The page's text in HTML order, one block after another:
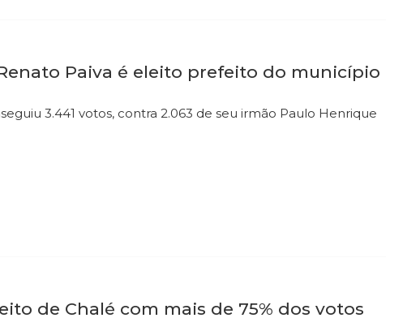
Paiva é eleito prefeito do município
3.441 votos, contra 2.063 de seu irmão Paulo Henrique
de Chalé com mais de 75% dos votos